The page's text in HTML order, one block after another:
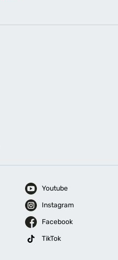
Youtube
Instagram
Facebook
TikTok